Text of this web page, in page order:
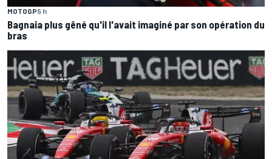
MOTOGP5 h
Bagnaia plus gêné qu'il l'avait imaginé par son opération du
bras